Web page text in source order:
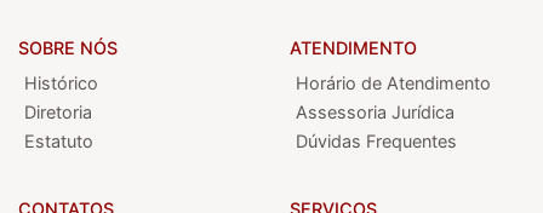
SOBRE NÓS
Histórico
Diretoria
Estatuto
CONTATOS
ATENDIMENTO
Horário de Atendimento
Assessoria Jurídica
Dúvidas Frequentes
SERVIÇOS